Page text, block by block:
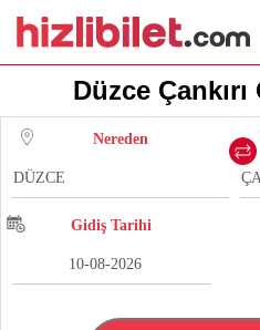
Düzce
Nereden
Gidiş Tarihi